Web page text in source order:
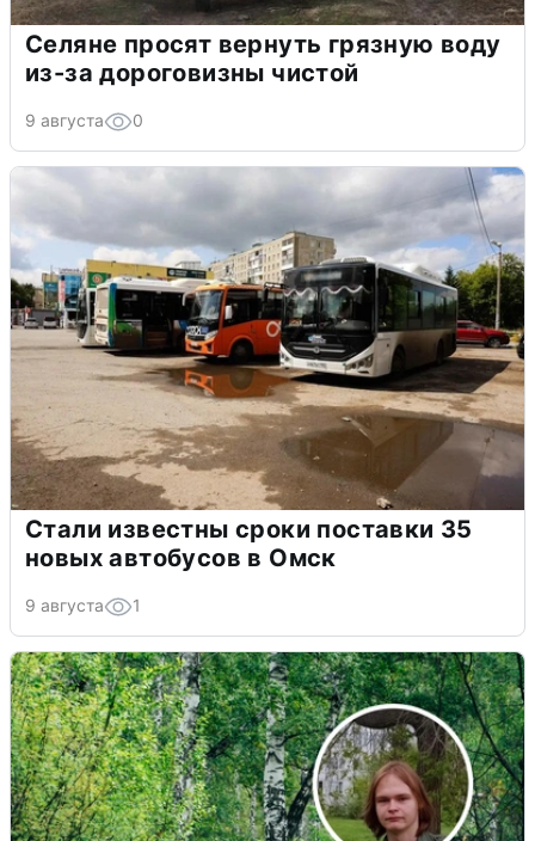
Селяне просят вернуть грязную воду
из-за дороговизны чистой
9 августа 0
Стали известны сроки поставки 35
новых автобусов в Омск
9 августа 1